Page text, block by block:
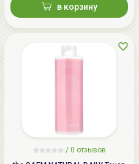
в корзину
/ 0 отзывов